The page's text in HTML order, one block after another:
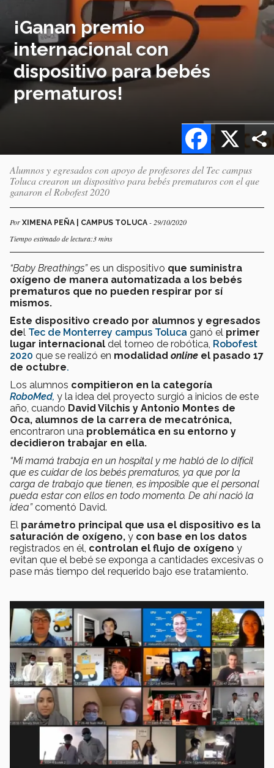
¡Ganan premio
internacional con
dispositivo para bebés
prematuros!
X
Facebook
Alumnos y egresados con apoyo de profesores del Tec campus
Toluca crearon un dispositivo para bebés prematuros con el que
ganaron el Robofest 2020
Por XIMENA PEÑA | CAMPUS TOLUCA - 29/10/2020
Tiempo estimado de lectura:3 mins
“Baby Breathings”es un dispositivo que suministra
oxígeno de manera automatizada a los bebés
prematuros que no pueden respirar por sí
mismos.
Este dispositivo creado por alumnos y egresados
del Tec de Monterrey campus Toluca ganó el primer
lugar internacional del torneo de robótica, Robofest
2020 que se realizó en modalidad online el pasado 17
de octubre.
Los alumnos compitieron en la categoría
RoboMed, y la idea del proyecto surgió a inicios de este
año, cuando David Vilchis y Antonio Montes de
Oca, alumnos de la carrera de mecatrónica,
encontraron una problemática en su entorno y
decidieron trabajar en ella.
“Mi mamá trabaja en un hospital y me habló de lo difícil
que es cuidar de los bebés prematuros, ya que por la
carga de trabajo que tienen, es imposible que el personal
pueda estar con ellos en todo momento. De ahí nació la
idea”comentó David.
El parámetro principal que usa el dispositivo es la
saturación de oxígeno, y con base en los datos
registrados en él, controlan el flujo de oxígeno y
evitan que el bebé se exponga a cantidades excesivas o
pase más tiempo del requerido bajo ese tratamiento.